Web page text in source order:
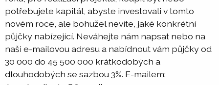
potřebujete kapitál, abyste investovali v tomto
novém roce, ale bohužel nevíte, jaké konkrétní
půjčky nabízející. Neváhejte nám napsat nebo na
naši e-mailovou adresu a nabídnout vám půjčky od
30 000 do 45 500 000 krátkodobých a
dlouhodobých se sazbou 3%. E-mailem: